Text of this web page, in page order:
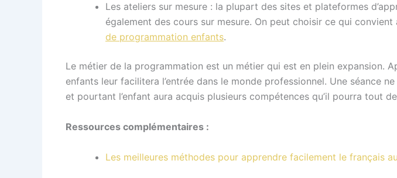
Les ateliers sur mesure : la plupart des sites et plateformes
également des cours sur mesure. On peut choisir ce qui convient
de programmation enfants.
Le métier de la programmation est un métier qui est en plein expansion.
enfants leur facilitera l’entrée dans le monde professionnel. Une séance ne
et pourtant l’enfant aura acquis plusieurs compétences qu’il pourra tout
Ressources complémentaires :
Les meilleures méthodes pour apprendre facilement le français